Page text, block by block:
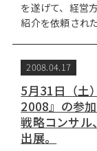
を遂げて、経営
紹介を依頼さ
2008.04.17
5月31日（土
2008』の参
戦略コンサル
出展。